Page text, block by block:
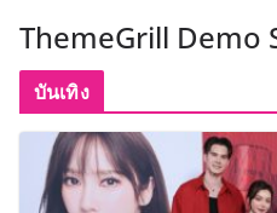
มหาวิทยาลัยเท่
ประเทศ จัดปร
“ดร.ปิยะวัฒน์”
พร้อมฟรีคอนเสิร์
ThemeGrill Demo
บันเทิง